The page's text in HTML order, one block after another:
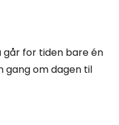
går for tiden bare én
gang om dagen til